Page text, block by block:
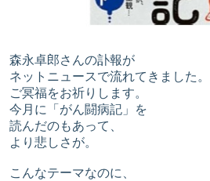
森永卓郎さんの訃報が
ネットニュースで流れてきました。
ご冥福をお祈りします。
今月に「がん闘病記」を
読んだのもあって、
より悲しさが。
こんなテーマなのに、